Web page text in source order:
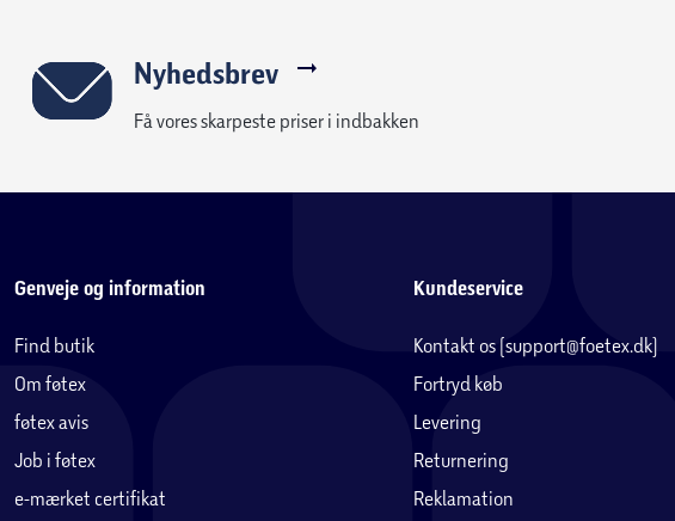
Nyhedsbrev
Få vores skarpeste priser i indbakken
Genveje og information
Find butik
Om føtex
føtex avis
Job i føtex
e-mærket certifikat
Kundeservice
Kontakt os (support@foetex.dk)
Fortryd køb
Levering
Returnering
Reklamation